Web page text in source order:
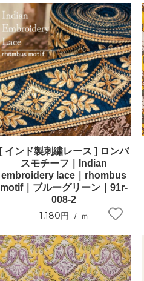
[ インド製刺繍レース ] ロンバ
スモチーフ｜Indian
embroidery lace｜rhombus
motif｜ブルーグリーン｜91r-
008-2
1,180円 ｍ